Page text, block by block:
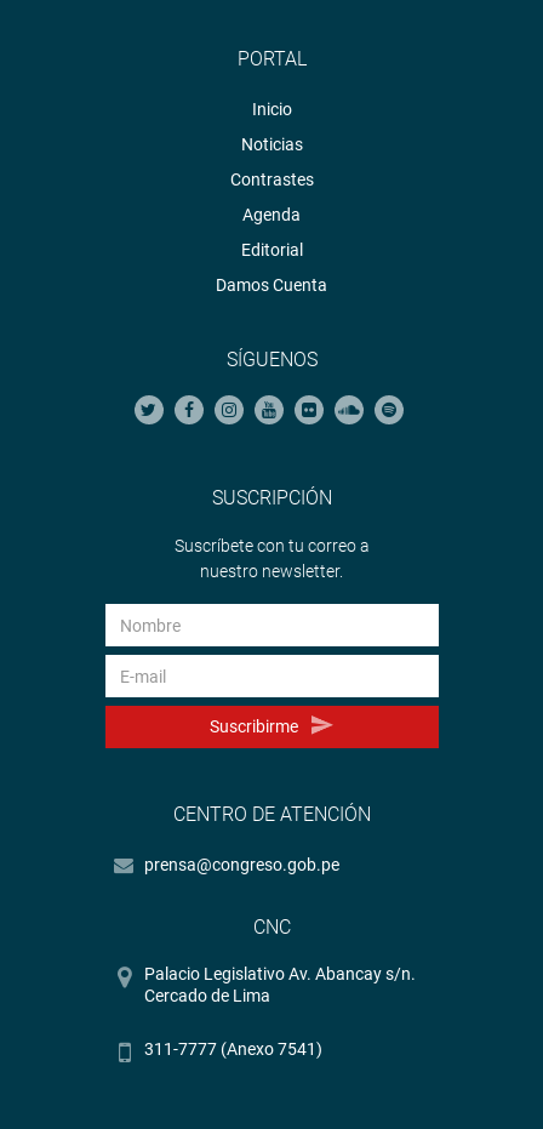
PORTAL
Inicio
Noticias
Contrastes
Agenda
Editorial
Damos Cuenta
SÍGUENOS
SUSCRIPCIÓN
Suscríbete con tu correo a
nuestro newsletter.
Suscribirme
CENTRO DE ATENCIÓN
prensa@congreso.gob.pe
CNC
Palacio Legislativo Av. Abancay s/n.
Cercado de Lima
311-7777 (Anexo 7541)